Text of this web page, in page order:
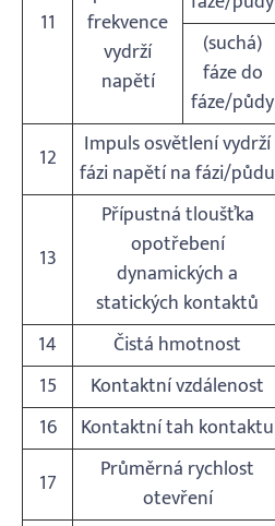
11
frekvence
vydrží
napětí
(suchá)
fáze do
fáze/půdy
12
Impuls osvětlení vydrží
fázi napětí na fázi/půdu
13
Přípustná tloušťka
opotřebení
dynamických a
statických kontaktů
14 Čistá hmotnost
15
Kontaktní vzdálenost
16
Kontaktní tah kontaktu
17
Průměrná rychlost
otevření